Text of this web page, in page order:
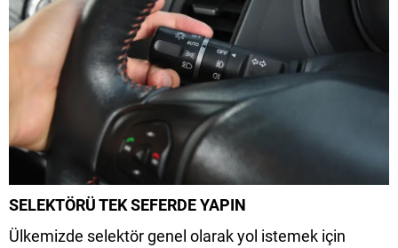
SELEKTÖRÜ TEK SEFERDE YAPIN
Ülkemizde selektör genel olarak yol istemek için